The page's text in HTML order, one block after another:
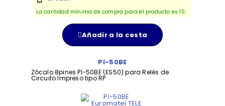
La cantidad mínima de compra para el producto es 10.
Añadir a la cesta
PI-50BE
Zócalo 8pines PI-50BE (ES50) para Relés de
Circuito Impreso tipo RP